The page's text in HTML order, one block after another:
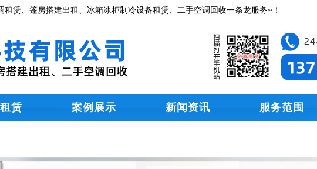
赁、篷房搭建出租、冰箱冰柜制冷设备租赁、二手空调回收一条龙服务~！
赁 案例展示 新闻资讯 服务范围